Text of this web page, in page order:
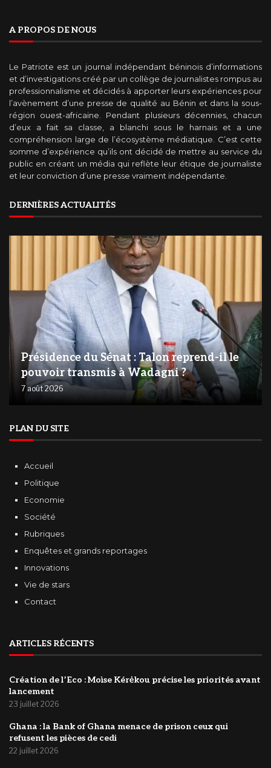
A PROPOS DE NOUS
Le Patriote est un journal indépendant béninois d’informations
et d’investigations créé par un collège de journalistes rompus au
professionnalisme et décidés à apporter leurs expériences pour
l’avènement d’une presse de qualité au Bénin et dans la sous-
région ouest-africaine. Pendant plusieurs décennies, chacun
d’eux a fait sa classe, a blanchi sous le harnais et a une
compréhension large de l’écosystème médiatique. C’est cette
somme d’expérience qu’ils ont décidé de mettre au service du
public en créant un média qui reflète leur étique de journaliste
et leur conviction d’une presse vraiment indépendante.
DERNIÈRES ACTUALITÉS
Présidence du Sénat : Talon reprend-il le
pouvoir transmis à Wadagni ?
7 août 2026
PLAN DU SITE
Accueil
Politique
Economie
Société
Rubriques
Enquêtes et grands reportages
Innovations
Vie de stars
Contact
ARTICLES RÉCENTS
Création de l’Eco : Moìse Kérėkou précise les priorités avant
lancement
23 juillet 2026
‎Ghana : la Bank of Ghana menace de prison ceux qui
refusent les pièces de cedi
22 juillet 2026